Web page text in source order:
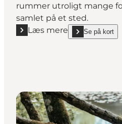
rummer utroligt mange
samlet på et sted.
Læs mere
Læs mere "Dronninglund
Se på kort
show